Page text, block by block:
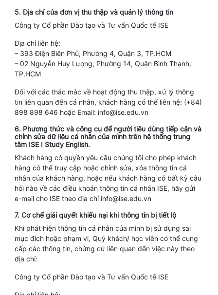
5. Địa chỉ của đơn vị thu thập và quản lý thông tin
Công ty Cổ phần Đào tạo và Tư vấn Quốc tế ISE
Địa chỉ liên hệ:
– 393 Điện Biên Phủ, Phường 4, Quận 3, TP.HCM
– 02 Nguyễn Huy Lượng, Phường 14, Quận Bình Thạnh,
TP.HCM
Đối với các thắc mắc về hoạt động thu thập, xử lý thông
tin liên quan đến cá nhân, khách hàng có thể liên hệ: (+84)
898 898 646 hoặc Email: info@ise.edu.vn
6. Phương thức và công cụ để người tiêu dùng tiếp cận và
chỉnh sửa dữ liệu cá nhân của mình trên hệ thống trung
tâm ISE I Study English.
Khách hàng có quyền yêu cầu chúng tôi cho phép khách
hàng có thể truy cập hoặc chỉnh sửa, xóa thông tin cá
nhân của khách hàng, hoặc nếu khách hàng có bất kỳ câu
hỏi nào về các điều khoản thông tin cá nhân ISE, hãy gửi
e-mail cho ISE theo địa chỉ info@ise.edu.vn
7. Cơ chế giải quyết khiếu nại khi thông tin bị tiết lộ
Khi phát hiện thông tin cá nhân của mình bị sử dụng sai
mục đích hoặc phạm vi, Quý khách/ học viên có thể cung
cấp các thông tin, chứng cứ liên quan đến việc này theo
địa chỉ:
Công ty Cổ phần Đào tạo và Tư vấn Quốc tế ISE